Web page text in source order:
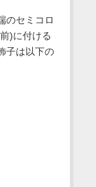
のセミコロ
)に付ける
子は以下の